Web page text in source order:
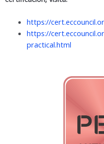
https://
https://
practical.html